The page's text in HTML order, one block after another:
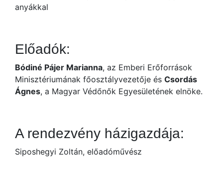
anyákkal
Előadók:
Bódiné Pájer Marianna, az Emberi Erőforrások
Minisztériumának főosztályvezetője és Csordás
Ágnes, a Magyar Védőnők Egyesületének elnöke.
A rendezvény házigazdája:
Siposhegyi Zoltán, előadóművész